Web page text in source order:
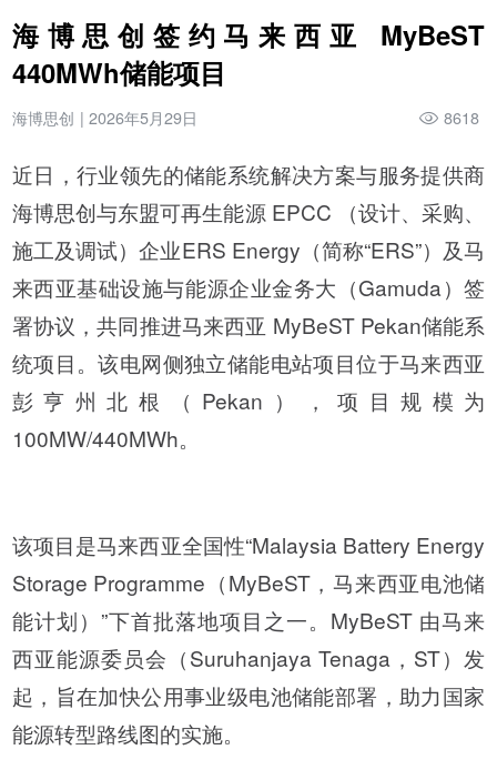
海博思创签约马来西亚 MyBeST
440MWh储能项目
海博思创 | 2026年5月29日 8618
近日，行业领先的储能系统解决方案与服务提供商
海博思创与东盟可再生能源 EPCC （设计、采购、
施工及调试）企业ERS Energy（简称“ERS”）及马
来西亚基础设施与能源企业金务大（Gamuda）签
署协议，共同推进马来西亚 MyBeST Pekan储能系
统项目。该电网侧独立储能电站项目位于马来西亚
彭亨州北根（Pekan），项目规模为
100MW/440MWh。
该项目是马来西亚全国性“Malaysia Battery Energy
Storage Programme（MyBeST，马来西亚电池储
能计划）”下首批落地项目之一。MyBeST 由马来
西亚能源委员会（Suruhanjaya Tenaga，ST）发
起，旨在加快公用事业级电池储能部署，助力国家
能源转型路线图的实施。